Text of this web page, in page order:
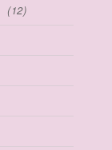
(12)